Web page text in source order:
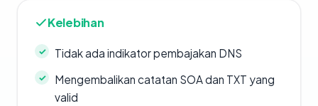
Kelebihan
Tidak ada indikator pembajakan DNS
Mengembalikan catatan SOA dan TXT yang
valid